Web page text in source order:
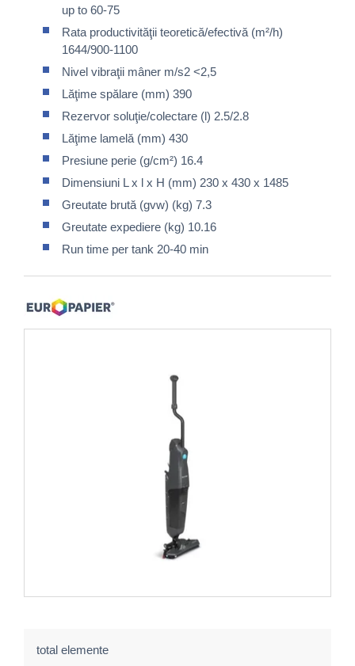
up to 60-75
Rata productivităţii teoretică/efectivă (m²/h)
1644/900-1100
Nivel vibraţii mâner m/s2 <2,5
Lăţime spălare (mm) 390
Rezervor soluţie/colectare (l) 2.5/2.8
Lăţime lamelă (mm) 430
Presiune perie (g/cm²) 16.4
Dimensiuni L x l x H (mm) 230 x 430 x 1485
Greutate brută (gvw) (kg) 7.3
Greutate expediere (kg) 10.16
Run time per tank 20-40 min
total elemente